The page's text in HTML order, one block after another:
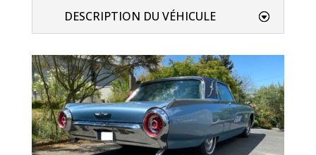
DESCRIPTION DU VÉHICULE